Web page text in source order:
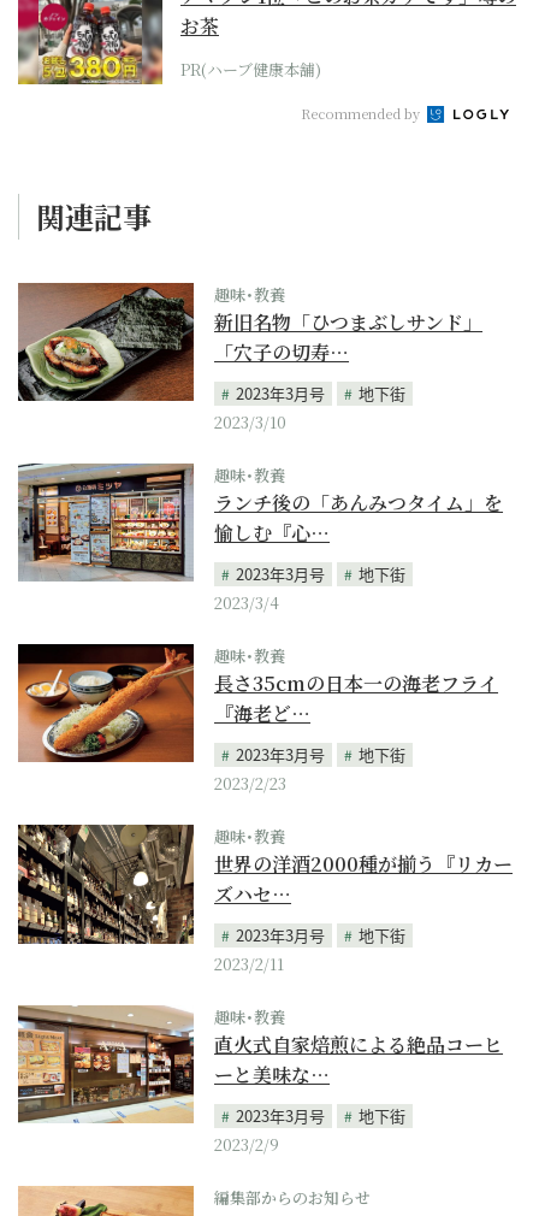
お茶
PR(ハーブ健康本舗)
Recommended by
関連記事
趣味･教養
新旧名物「ひつまぶしサンド」
「穴子の切寿…
2023年3月号
地下街
2023/3/10
趣味･教養
ランチ後の「あんみつタイム」を
愉しむ『心…
2023年3月号
地下街
2023/3/4
趣味･教養
長さ35cmの日本一の海老フライ
『海老ど…
2023年3月号
地下街
2023/2/23
趣味･教養
世界の洋酒2000種が揃う『リカー
ズハセ…
2023年3月号
地下街
2023/2/11
趣味･教養
直火式自家焙煎による絶品コーヒ
ーと美味な…
2023年3月号
地下街
2023/2/9
編集部からのお知らせ